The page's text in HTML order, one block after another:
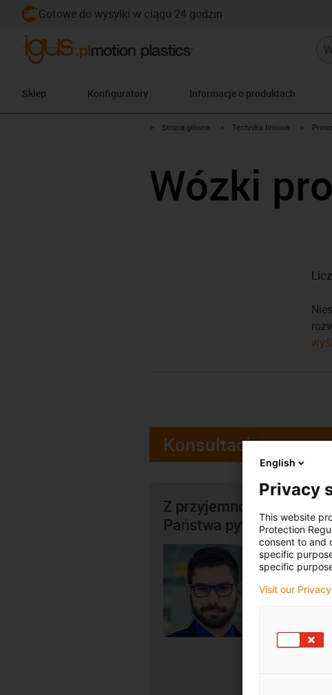
Gotowe do wysyłki w ciągu 24 godzin
Sklep Konfiguratory Informacje o produktach
igus-icon-arrow-right
Strona główna igus-icon-arrow-right
Technika liniowa igus-
Wózki
Konsultacje
Z przyjemnością
Państwa pytania
Kamil
igus-icon-
+48
English
Privacy
This website
Protection
consent to and
specific
specific
Visit our